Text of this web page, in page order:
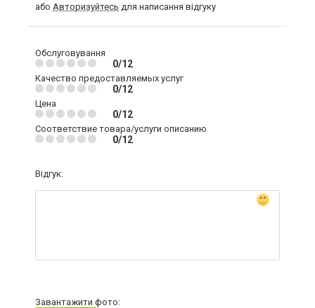
або Авторизуйтесь для написання відгуку
Обслуговування
0/12
Качество предоставляемых услуг
0/12
Цена
0/12
Соответствие товара/услуги описанию
0/12
Відгук:
Завантажити фото: